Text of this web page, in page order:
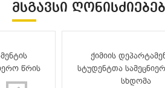
ᲛᲡᲒᲐᲕᲡᲘ
წრის
ქიმიის
სტუდენტთა
სხდომა